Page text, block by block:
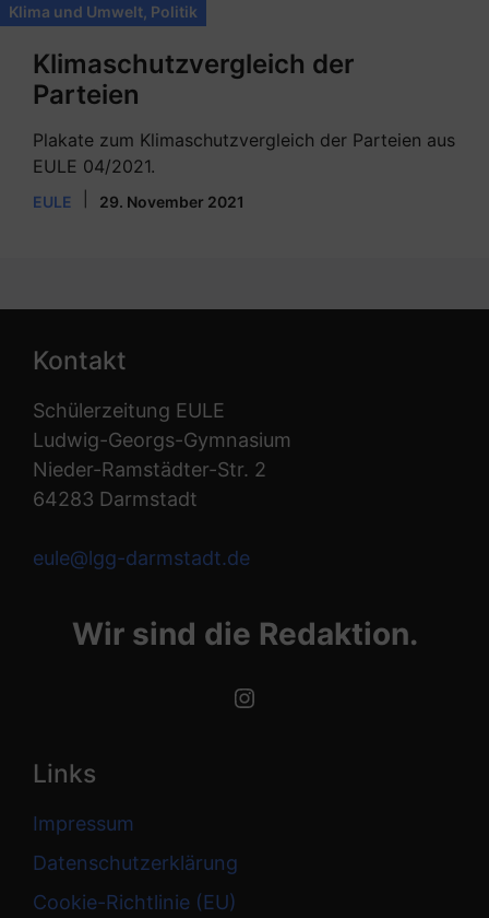
Klima und Umwelt Politik
Klimaschutzvergleich der
Parteien
Plakate zum Klimaschutzvergleich der Parteien aus
EULE 04/2021.
EULE 29. November 2021
Kontakt
Schülerzeitung EULE
Ludwig-Georgs-Gymnasium
Nieder-Ramstädter-Str. 2
64283 Darmstadt
eule@lgg-darmstadt.de
Wir sind die Redaktion.
Instagram
Links
Impressum
Datenschutzerklärung
Cookie-Richtlinie (EU)